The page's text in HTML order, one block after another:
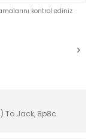
To Jack, 8p8c
kontrol ediniz